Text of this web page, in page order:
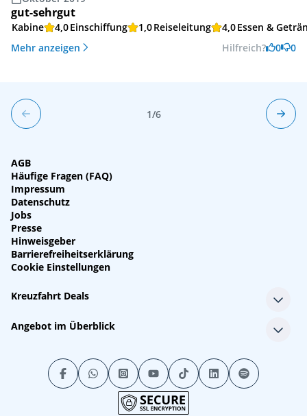
gut-sehrgut
Kabine 4,0Einschiffung 1,0Reiseleitung 4,0Essen &
Mehr anzeigen
Hilfreich? 0 0
1/6
AGB
Häufige Fragen (FAQ)
Impressum
Datenschutz
Jobs
Presse
Hinweisgeber
Barrierefreiheitserklärung
Cookie Einstellungen
Kreuzfahrt Deals
Single-Kreuzfahrten
Kreuzfahrt mit Kindern
Minikreuzfahrten
Stornokabinen
Luxuskreuzfahrten
Angebot im Überblick
Alle Schiffe
Alle Reiseziele
Kreuzfahrtpakete